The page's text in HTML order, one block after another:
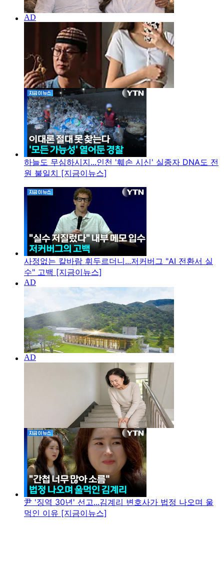
하늘도 무심하시지...인천 '훼손 시신' 실종자 DNA도 전
원 불일치 [지금이뉴스]
사정없는 칼바람 휘두르더니...저커버그 "AI 전환서 실
수" 고백 [지금이뉴스]
尹 '징역 30년' 선고...김계리 변호사가 법정 나오며 울
먹인 이유 [지금이뉴스]